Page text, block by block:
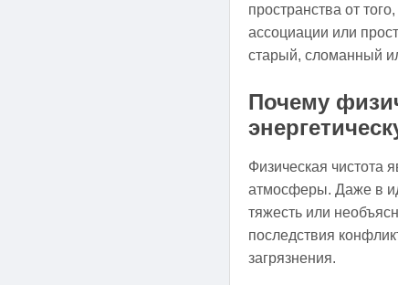
пространства от
ассоциации или
старый, сломанный
Почему
Физическая чистота
атмосферы. Даже в
тяжесть или
последствия
загрязнения.